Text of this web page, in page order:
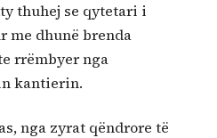
thuhej se qytetari i
me dhunë brenda
rrëmbyer nga
kantierin.
nga zyrat qëndrore të